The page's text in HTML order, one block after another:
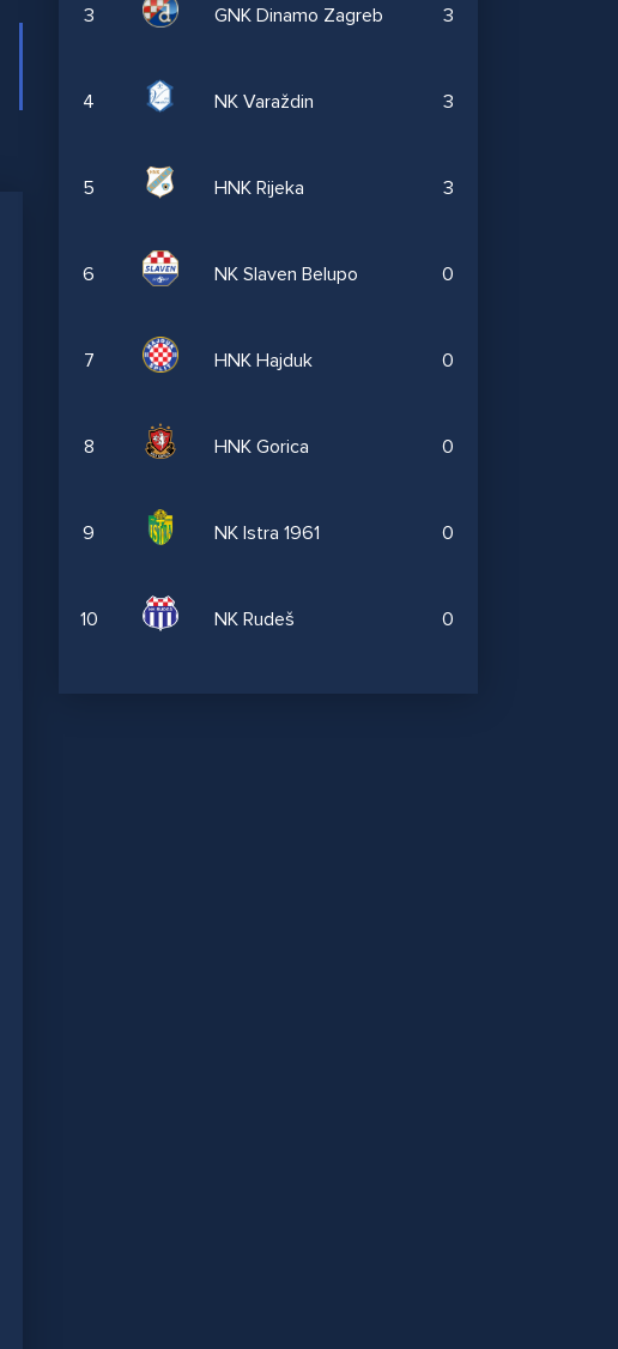
3 GNK Dinamo Zagreb 3
4 NK Varaždin 3
5 HNK Rijeka 3
6 NK Slaven Belupo 0
7 HNK Hajduk 0
8 HNK Gorica 0
9 NK Istra 1961 0
10 NK Rudeš 0